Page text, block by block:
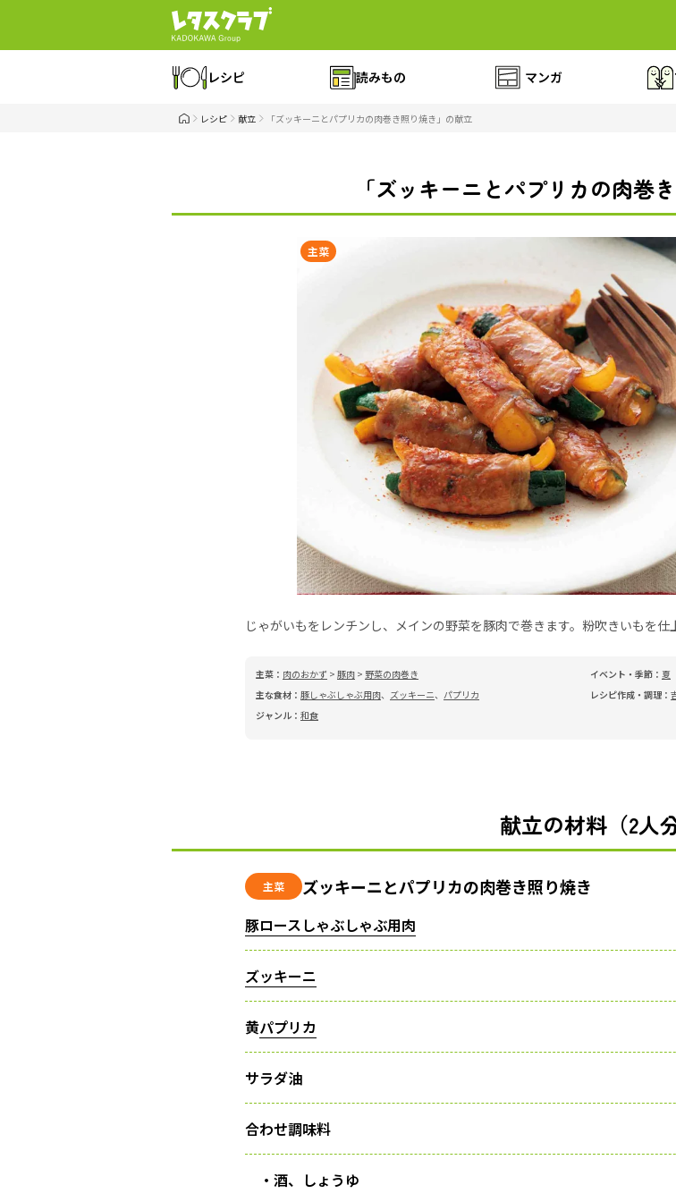
レシピ 読みもの マンガ
レシピ 献立 「ズッキーニとパプリカの肉巻き照り焼き」の献立
「ズッキーニとパプリカの肉巻
主菜
じゃがいもをレンチンし、メインの野菜を豚肉で巻きます。粉吹きいもを仕
主菜： 肉のおかず > 豚肉 > 野菜の肉巻き
主な食材： 豚しゃぶしゃぶ用肉、 ズッキーニ、 パプリカ
ジャンル： 和食
イベント・季節： 夏
レシピ作成・調理：
献立の材料（2人分
主菜 ズッキーニとパプリカの肉巻き照り焼き
豚ロースしゃぶしゃぶ用肉
ズッキーニ
黄パプリカ
サラダ油
合わせ調味料
・酒、しょうゆ